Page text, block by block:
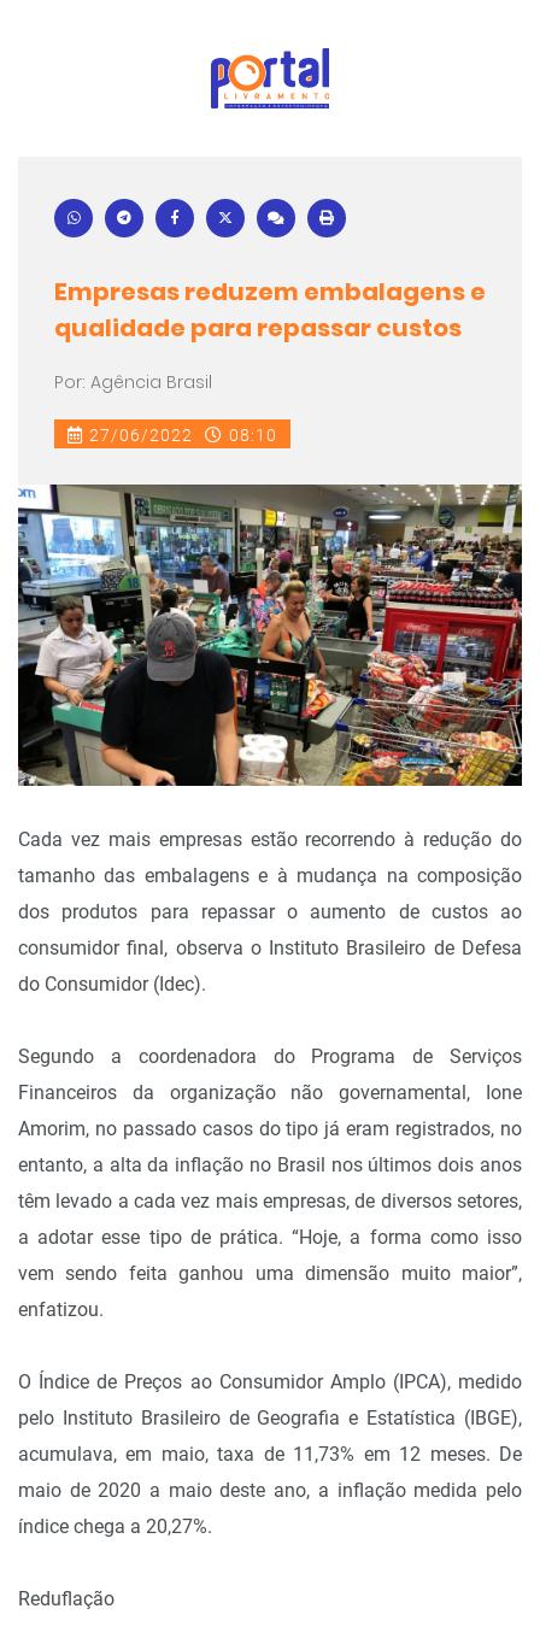
Empresas reduzem embalagens e
qualidade para repassar custos
Por: Agência Brasil
27/06/2022 08:10
Cada vez mais empresas estão recorrendo à redução do
tamanho das embalagens e à mudança na composição
dos produtos para repassar o aumento de custos ao
consumidor final, observa o Instituto Brasileiro de Defesa
do Consumidor (Idec).
Segundo a coordenadora do Programa de Serviços
Financeiros da organização não governamental, Ione
Amorim, no passado casos do tipo já eram registrados, no
entanto, a alta da inflação no Brasil nos últimos dois anos
têm levado a cada vez mais empresas, de diversos setores,
a adotar esse tipo de prática. “Hoje, a forma como isso
vem sendo feita ganhou uma dimensão muito maior”,
enfatizou.
O Índice de Preços ao Consumidor Amplo (IPCA), medido
pelo Instituto Brasileiro de Geografia e Estatística (IBGE),
acumulava, em maio, taxa de 11,73% em 12 meses. De
maio de 2020 a maio deste ano, a inflação medida pelo
índice chega a 20,27%.
Reduflação